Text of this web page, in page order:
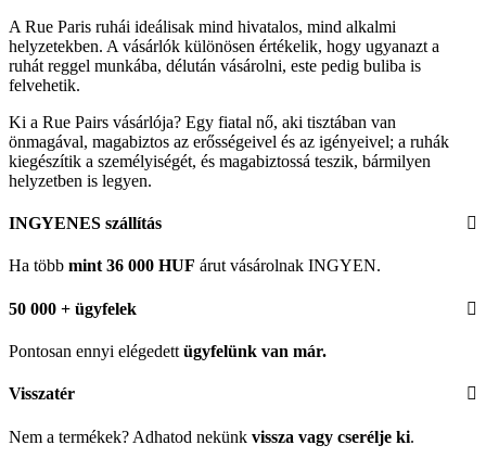
A Rue Paris ruhái ideálisak mind hivatalos, mind alkalmi
helyzetekben. A vásárlók különösen értékelik, hogy ugyanazt a
ruhát reggel munkába, délután vásárolni, este pedig buliba is
felvehetik.
Ki a Rue Pairs vásárlója? Egy fiatal nő, aki tisztában van
önmagával, magabiztos az erősségeivel és az igényeivel; a ruhák
kiegészítik a személyiségét, és magabiztossá teszik, bármilyen
helyzetben is legyen.
INGYENES szállítás
Ha több mint 36 000 HUF árut vásárolnak INGYEN.
50 000 + ügyfelek
Pontosan ennyi elégedett ügyfelünk van már.
Visszatér
Nem a termékek? Adhatod nekünk vissza vagy cserélje ki.